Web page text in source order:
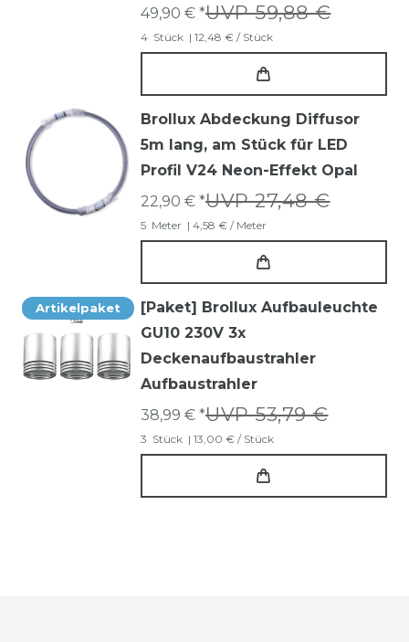
UVP 59,88 €
49,90 € *
4 Stück | 12,48 € / Stück
Brollux Abdeckung Diffusor
5m lang, am Stück für LED
Profil V24 Neon-Effekt Opal
UVP 27,48 €
22,90 € *
5 Meter | 4,58 € / Meter
Artikelpaket
[Paket] Brollux Aufbauleuchte
GU10 230V 3x
Deckenaufbaustrahler
Aufbaustrahler
UVP 53,79 €
38,99 € *
3 Stück | 13,00 € / Stück